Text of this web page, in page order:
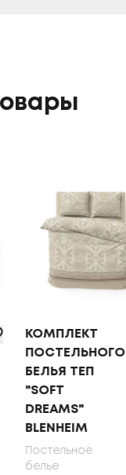
КОМПЛЕКТ
ПОСТЕЛЬНОГО
БЕЛЬЯ ТЕП
"SOFT
DREAMS"
BLENHEIM
Постельное
белье